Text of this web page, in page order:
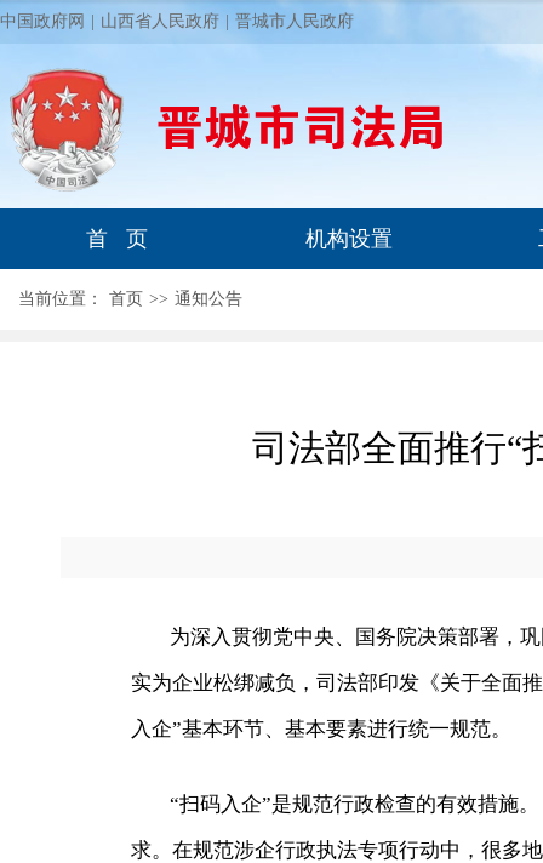
中国政府网 山西省人民政府 晋城市人民政府
首 页 机构设置
当前位置： 首页 >> 通知公告
司法部全面推行“
为深入贯彻党中央、国务院决策部署，
实为企业松绑减负，司法部印发《关于全面
入企”基本环节、基本要素进行统一规范。
“扫码入企”是规范行政检查的有效措施
求。在规范涉企行政执法专项行动中，很多